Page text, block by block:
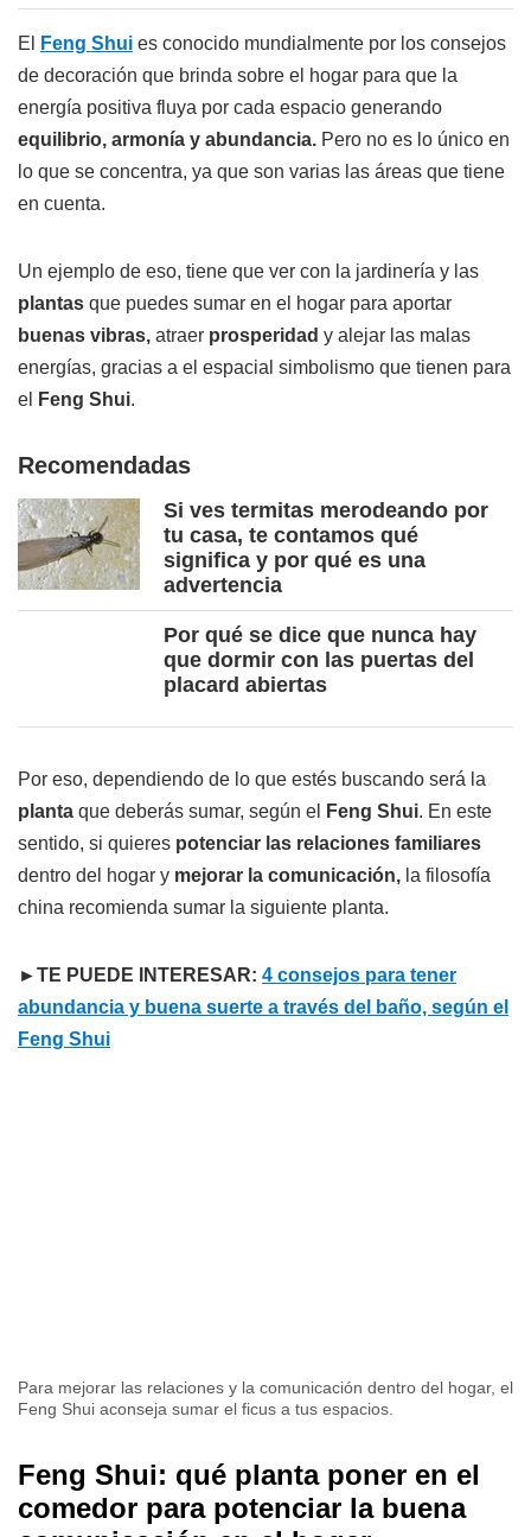
El Feng Shui es conocido mundialmente por los consejos
de decoración que brinda sobre el hogar para que la
energía positiva fluya por cada espacio generando
equilibrio, armonía y abundancia. Pero no es lo único en
lo que se concentra, ya que son varias las áreas que tiene
en cuenta.
Un ejemplo de eso, tiene que ver con la jardinería y las
plantas que puedes sumar en el hogar para aportar
buenas vibras, atraer prosperidad y alejar las malas
energías, gracias a el espacial simbolismo que tienen para
el
Feng Shui.
Recomendadas
Si ves termitas merodeando por
tu casa, te contamos qué
significa y por qué es una
advertencia
Por qué se dice que nunca hay
que dormir con las puertas del
placard abiertas
Por eso, dependiendo de lo que estés buscando será la
planta que deberás sumar, según el Feng Shui. En este
sentido, si quieres potenciar las relaciones familiares
dentro del hogar y mejorar la comunicación, la filosofía
china recomienda sumar la siguiente planta.
►TE PUEDE INTERESAR: 4 consejos para tener
abundancia y buena suerte a través del baño, según el
Feng Shui
Para mejorar las relaciones y la comunicación dentro del hogar, el
Feng Shui aconseja sumar el ficus a tus espacios.
Feng Shui: qué planta poner en el
comedor para potenciar la buena